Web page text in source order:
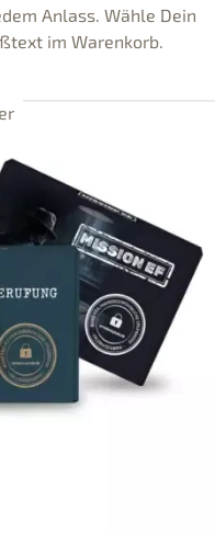
Anlass. Wähle Dein
im Warenkorb.